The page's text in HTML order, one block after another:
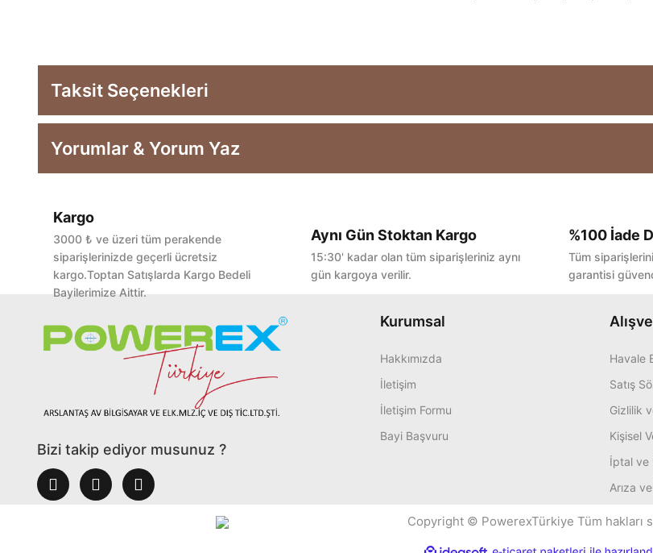
Taksit Seçenekleri
Yorumlar & Yorum Yaz
Bu ürüne ilk yorumu siz yapın!
Kargo
3000 ₺ ve üzeri tüm perakende
siparişlerinizde geçerli ücretsiz
kargo.Toptan Satışlarda Kargo Bedeli
Bayilerimize Aittir.
Aynı Gün Stoktan Kargo
15:30' kadar olan tüm siparişleriniz aynı
gün kargoya verilir.
%100 İade
Tüm
garantisi
Bizi takip ediyor musunuz ?
Kurumsal
Hakkımızda
İletişim
İletişim Formu
Bayi Başvuru
Havale
Satış
Gizlilik
Kişisel
İptal ve
Arıza
Copyright © PowerexTürkiye Tüm hakları